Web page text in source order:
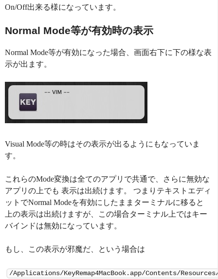
On/Off出来る様になっています。
Normal Mode等が有効時の表示
Normal Mode等が有効になった場合、画面右下に下の様な表
示が出ます。
Visual Mode等の時はその表示が出るようにもなっていま
す。
これらのMode変換は全てのアプリで共通で、さらに無効な
アプリの上でも 表示は出続けます。 つまりテキストエディ
ットでNormal Modeを有効にしたままターミナルに移ると
上の表示は出続けますが、この場合ターミナル上ではキー
バインドは無効になっています。
もし、この表示が邪魔だ、という場合は
/Applications/KeyRemap4MacBook.app/Contents/